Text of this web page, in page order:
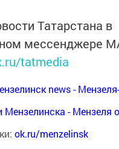
Татарстана в
мессенджере
tatmedia
news -
Мензелинска - Мензеля
ok.ru/menzelinsk